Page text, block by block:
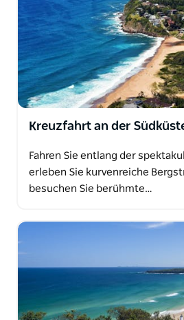
Kreuzfahrt an der
Fahren Sie entlang der
erleben Sie kurvenreiche
besuchen Sie berühmte…